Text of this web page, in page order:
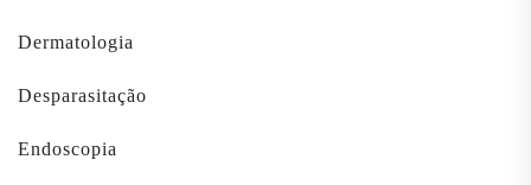
Dermatologia
Desparasitação
Endoscopia